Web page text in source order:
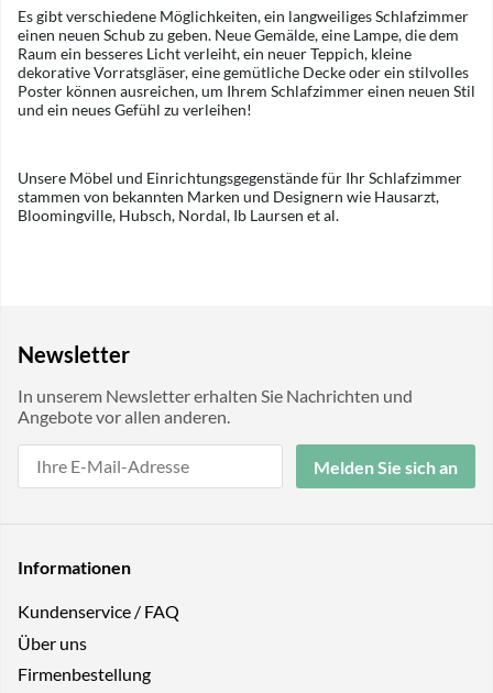
Es gibt verschiedene Möglichkeiten, ein langweiliges Schlafzimmer
einen neuen Schub zu geben. Neue Gemälde, eine Lampe, die dem
Raum ein besseres Licht verleiht, ein neuer Teppich, kleine
dekorative Vorratsgläser, eine gemütliche Decke oder ein stilvolles
Poster können ausreichen, um Ihrem Schlafzimmer einen neuen Stil
und ein neues Gefühl zu verleihen!
Unsere Möbel und Einrichtungsgegenstände für Ihr Schlafzimmer
stammen von bekannten Marken und Designern wie Hausarzt,
Bloomingville, Hubsch, Nordal, Ib Laursen et al.
Newsletter
In unserem Newsletter erhalten Sie Nachrichten und
Angebote vor allen anderen.
Melden Sie sich an
Informationen
Kundenservice / FAQ
Über uns
Firmenbestellung